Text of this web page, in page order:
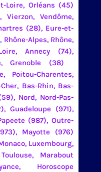
Loire, Orléans (45)
Vendôme,
(28), Eure-et-
Alpes, Rhône,
Annecy (74),
Grenoble (38)
Poitou-Charentes,
Bas-Rhin, Bas-
Nord, Nord-Pas-
Guadeloupe (971),
(987), Outre-
Mayotte (976)
Luxembourg,
Marabout
Horoscope